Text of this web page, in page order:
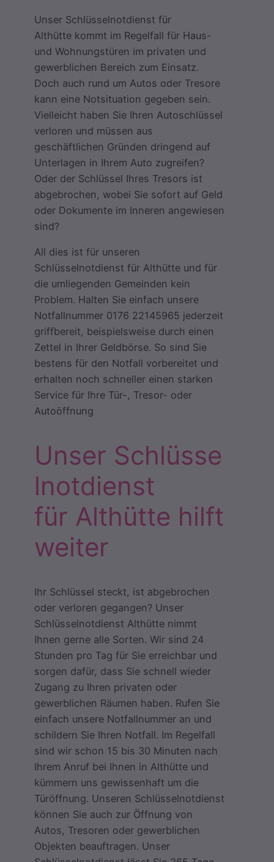
Unser Schlüsselnotdienst für
Althütte kommt im Regelfall für Haus-
und Wohnungstüren im privaten und
gewerblichen Bereich zum Einsatz.
Doch auch rund um Autos oder Tresore
kann eine Notsituation gegeben sein.
Vielleicht haben Sie Ihren Autoschlüssel
verloren und müssen aus
geschäftlichen Gründen dringend auf
Unterlagen in Ihrem Auto zugreifen?
Oder der Schlüssel Ihres Tresors ist
abgebrochen, wobei Sie sofort auf Geld
oder Dokumente im Inneren angewiesen
sind?
All dies ist für unseren
Schlüsselnotdienst für Althütte und für
die umliegenden Gemeinden kein
Problem. Halten Sie einfach unsere
Notfallnummer 0176 22145965 jederzeit
griffbereit, beispielsweise durch einen
Zettel in Ihrer Geldbörse. So sind Sie
bestens für den Notfall vorbereitet und
erhalten noch schneller einen starken
Service für Ihre Tür-, Tresor- oder
Autoöffnung
Unser Schlüsse
lnotdienst
für Althütte hilft
weiter
Ihr Schlüssel steckt, ist abgebrochen
oder verloren gegangen? Unser
Schlüsselnotdienst Althütte nimmt
Ihnen gerne alle Sorten. Wir sind 24
Stunden pro Tag für Sie erreichbar und
sorgen dafür, dass Sie schnell wieder
Zugang zu Ihren privaten oder
gewerblichen Räumen haben. Rufen Sie
einfach unsere Notfallnummer an und
schildern Sie Ihren Notfall. Im Regelfall
sind wir schon 15 bis 30 Minuten nach
Ihrem Anruf bei Ihnen in Althütte und
kümmern uns gewissenhaft um die
Türöffnung. Unseren Schlüsselnotdienst
können Sie auch zur Öffnung von
Autos, Tresoren oder gewerblichen
Objekten beauftragen. Unser